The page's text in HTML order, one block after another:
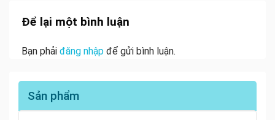
Để lại một bình luận
Bạn phải đăng nhập để gửi bình luận.
Sản phẩm